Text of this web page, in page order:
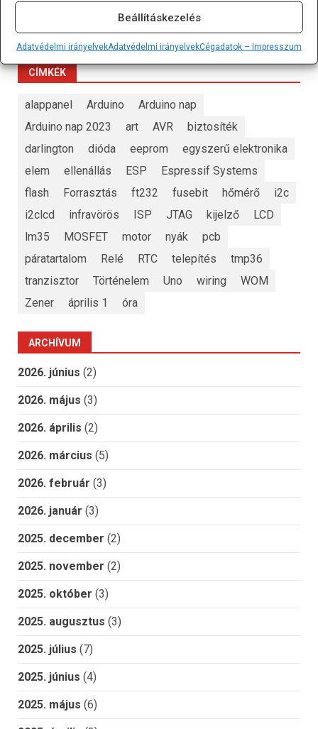
Beállításkezelés
Adatvédelmi irányelvekAdatvédelmi irányelvekCégadatok – Impresszum
CÍMKÉK
alappanel Arduino
Arduino nap
Arduino nap 2023
art AVR
biztosíték
darlington
dióda eeprom
egyszerű elektronika
elem
ellenállás ESP
Espressif Systems
flash
Forrasztás ft232 fusebit hőmérő
i2c
i2clcd
infravörös ISP JTAG kijelző
LCD
lm35
MOSFET motor nyák
pcb
páratartalom
Relé RTC telepítés
tmp36
tranzisztor
Történelem Uno wiring
WOM
Zener
április 1 óra
ARCHÍVUM
2026. június (2)
2026. május (3)
2026. április (2)
2026. március (5)
2026. február (3)
2026. január (3)
2025. december (2)
2025. november (2)
2025. október (3)
2025. augusztus (3)
2025. július (7)
2025. június (4)
2025. május (6)